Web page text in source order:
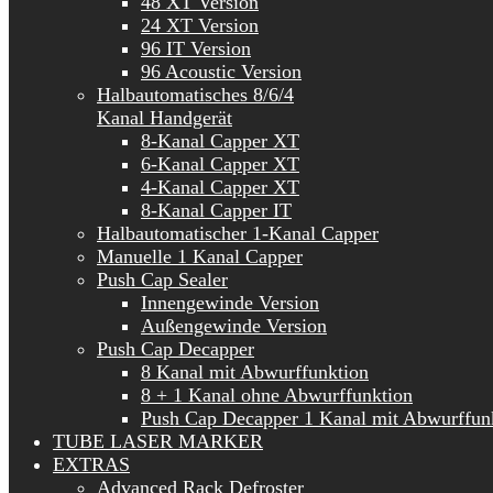
24 XT Version
96 IT Version
96 Acoustic Version
Halbautomatisches 8/6/4
Kanal Handgerät
8-Kanal Capper XT
6-Kanal Capper XT
4-Kanal Capper XT
8-Kanal Capper IT
Halbautomatischer 1-Kanal Capper
Manuelle 1 Kanal Capper
Push Cap Sealer
Innengewinde Version
Außengewinde Version
Push Cap Decapper
8 Kanal mit Abwurffunktion
8 + 1 Kanal ohne Abwurffunktion
Push Cap Decapper 1 Kanal mit
TUBE LASER MARKER
EXTRAS
Advanced Rack Defroster